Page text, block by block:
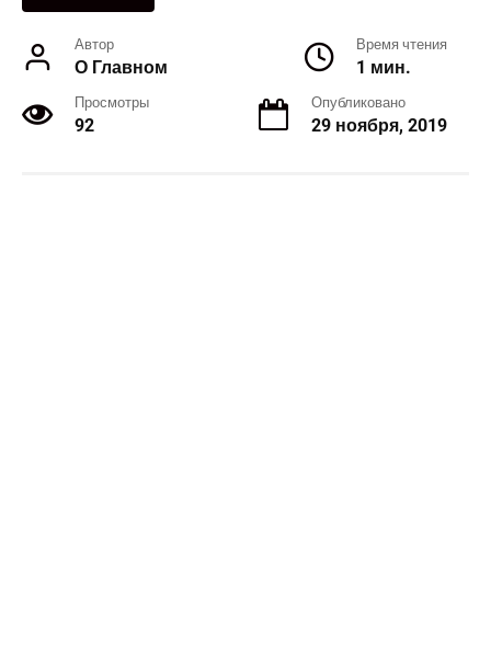
Автор
О Главном
Время чтения
1 мин.
Просмотры
92
Опубликовано
29 ноября, 2019